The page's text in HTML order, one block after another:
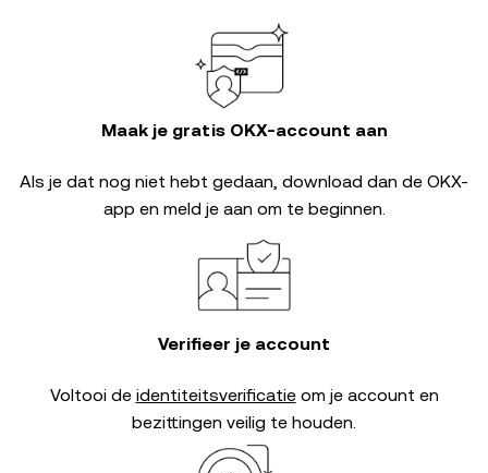
Maak je gratis OKX-account aan
Als je dat nog niet hebt gedaan, download dan de OKX-
app en meld je aan om te beginnen.
Verifieer je account
Voltooi de identiteitsverificatieom je account en
bezittingen veilig te houden.